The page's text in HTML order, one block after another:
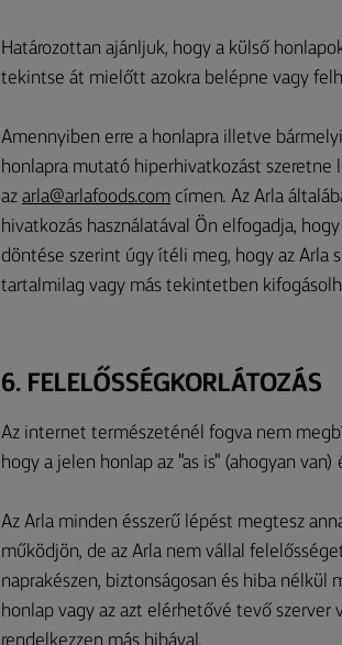
Határozottan ajánljuk, hogy a külső
tekintse át mielőtt azokra belépne vagy
Amennyiben erre a honlapra illetve
honlapra mutató hiperhivatkozást
az arla@arlafoods.com címen. Az Arla
hivatkozás használatával Ön elfogadja,
döntése szerint úgy ítéli meg, hogy az Arla
tartalmilag vagy más tekintetben
6. FELELŐSSÉGKORLÁTOZÁS
Az internet természeténél fogva nem
hogy a jelen honlap az "as is" (ahogyan
Az Arla minden ésszerű lépést megtesz
működjön, de az Arla nem vállal
naprakészen, biztonságosan és hiba
honlap vagy az azt elérhetővé tevő
rendelkezzen más hibával.